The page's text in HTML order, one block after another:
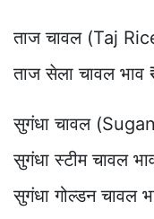
ताज चावल (Taj
ताज सेला चावल
सुगंधा चावल
सुगंधा स्टीम चावल
सुगंधा गोल्डन